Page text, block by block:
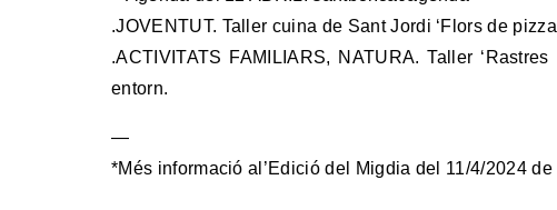
.JOVENTUT. Taller cuina de Sant Jordi ‘Flors de
.ACTIVITATS FAMILIARS, NATURA. Taller
entorn.
—
*Més informació al’Edició del Migdia del 11/4/2024